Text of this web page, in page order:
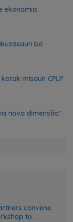
ekonomia
ba
misaun CPLP
nova dimensão”
convene
to